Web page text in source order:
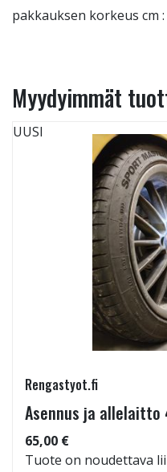
pakkauksen korkeus cm :
Myydyimmät
UUSI
Rengastyot.fi
Asennus ja allelaitto
65,00 €
Tuote on noudettava